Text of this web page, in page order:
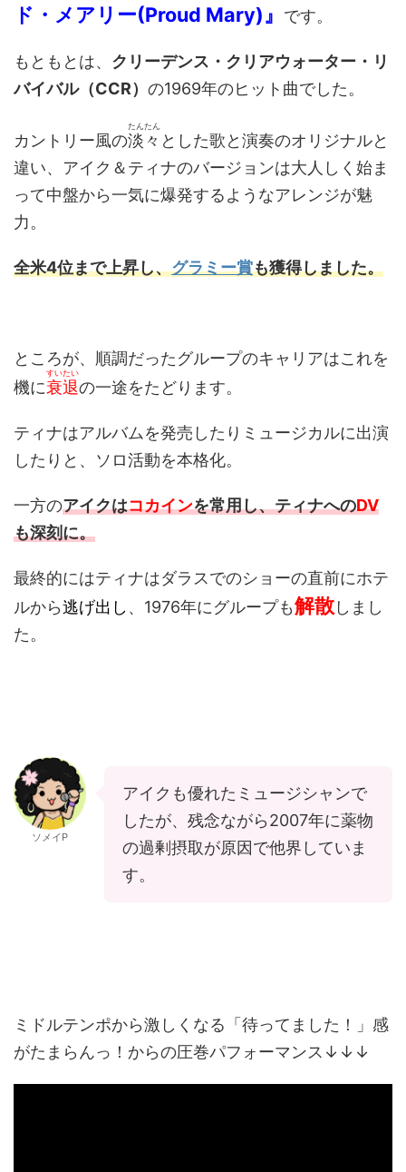
ド・メアリー(Proud Mary)』 です。
もともとは、 クリーデンス・クリアウォーター・リ
バイバル（CCR） の1969年のヒット曲でした。
カントリー風の淡々
たんたん
とした歌と演奏のオリジナルと
違い、アイク＆ティナのバージョンは大人しく始ま
って中盤から一気に爆発するようなアレンジが魅
力。
全米4位まで上昇し、グラミー賞も獲得しました。
ところが、順調だったグループのキャリアはこれを
機に衰退
すいたい
の一途をたどります。
ティナはアルバムを発売したりミュージカルに出演
したりと、ソロ活動を本格化。
一方のアイクはコカインを常用し、ティナへのDV
も深刻に。
最終的にはティナはダラスでのショーの直前にホテ
ルから逃げ出し 、1976年にグループも解散しまし
た。
ソメイP
アイクも優れたミュージシャンで
したが、残念ながら2007年に薬物
の過剰摂取が原因で他界していま
す。
ミドルテンポから激しくなる「待ってました！」感
がたまらんっ！からの圧巻パフォーマンス↓↓↓